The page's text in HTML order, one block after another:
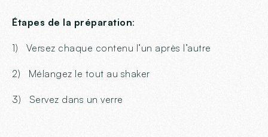
Étapes de la préparation:
1) Versez chaque contenu l’un après l’autre
2) Mélangez le tout au shaker
3) Servez dans un verre